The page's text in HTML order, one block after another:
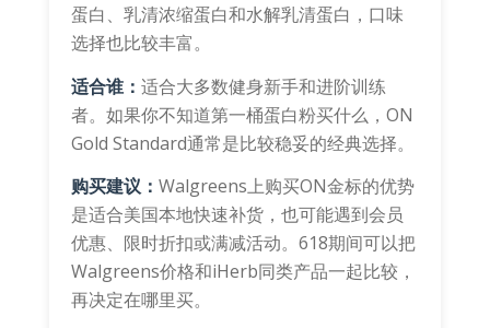
蛋白、乳清浓缩蛋白和水解乳清蛋白，口味
选择也比较丰富。
适合谁： 适合大多数健身新手和进阶训练
者。如果你不知道第一桶蛋白粉买什么，ON
Gold Standard通常是比较稳妥的经典选择。
购买建议： Walgreens上购买ON金标的优势
是适合美国本地快速补货，也可能遇到会员
优惠、限时折扣或满减活动。618期间可以把
Walgreens价格和iHerb同类产品一起比较，
再决定在哪里买。